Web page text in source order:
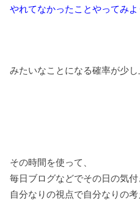
やれてなかったことやってみよ
みたいなことになる確率が少し
その時間を使って、
毎日ブログなどでその日の気
自分なりの視点で自分なりの